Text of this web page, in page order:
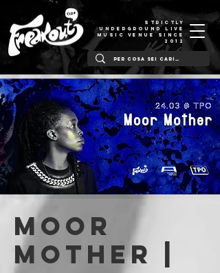
STRICTLY
UNDERGROUND LIVE
MUSIC VENUE SINCE
2012
Moor
Mother |